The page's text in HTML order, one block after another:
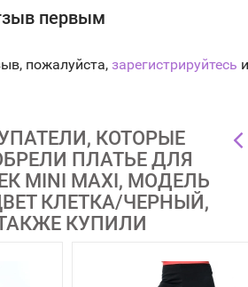
первым
пожалуйста, зарегистрируйтесь
КОТОРЫЕ
ПЛАТЬЕ ДЛЯ
MINI MAXI, МОДЕЛЬ
КЛЕТКА/ЧЕРНЫЙ,
КУПИЛИ